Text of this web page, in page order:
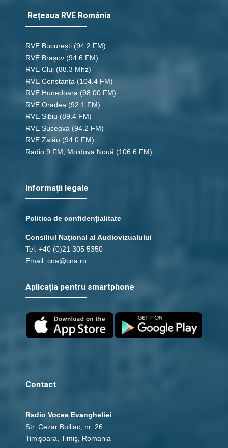
Rețeaua RVE România
RVE București (94.2 FM)
RVE Brașov (94.6 FM)
RVE Cluj (88.3 Mhz)
RVE Constanța (104.4 FM)
RVE Hunedoara (98.00 FM)
RVE Oradea (92.1 FM)
RVE Sibiu (89.4 FM)
RVE Suceava (94.2 FM)
RVE Zalău (94.0 FM)
Radio 9 FM, Moldova Nouă (106.6 FM)
Informații legale
Politica de confidențialitate
Consiliul Naţional al Audiovizualului
Tel: +40 (0)21 305 5350
Email: cna@cna.ro
Aplicația pentru smartphone
Contact
Radio Vocea Evangheliei
Str. Cezar Bolliac, nr. 26
Timişoara, Timiş, Romania